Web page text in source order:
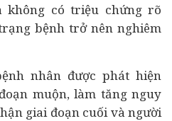
không có triệu chứng rõ
bệnh trở nên nghiêm
nhân được phát hiện
muộn, làm tăng nguy
giai đoạn cuối và người